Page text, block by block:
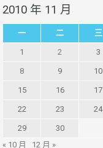
2010 年 11 月
一 二 三
1 2 3
8 9 10
15 16 17
22 23 24
29
30
« 10 月
12 月 »